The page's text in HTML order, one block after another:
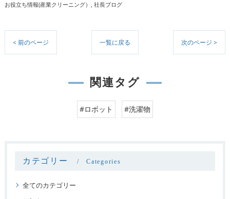
お役立ち情報(産業クリーニング） 社長ブログ
< 前のページ 一覧に戻る 次のページ >
関連タグ
#ロボット #洗濯物
カテゴリー Categories
全てのカテゴリー